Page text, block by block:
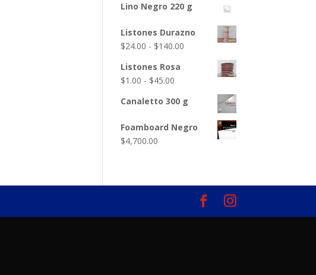
Lino Negro 220 g
Listones Durazno
$24.00 - $140.00
$24.00
$140.00
Listones Rosa
$1.00 - $45.00
precios:
$1.00
Canaletto 300 g
Foamboard Negro
$4,700.00